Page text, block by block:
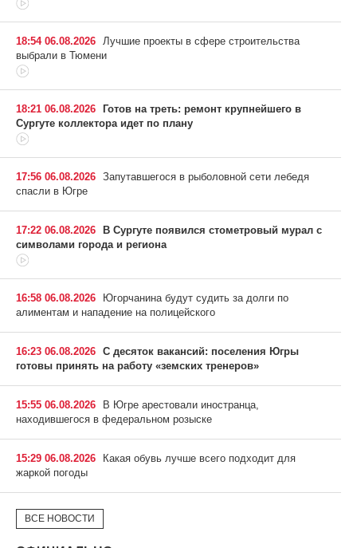
18:54 06.08.2026
Лучшие проекты в сфере строительства
выбрали в Тюмени
18:21 06.08.2026 Готов на треть: ремонт крупнейшего в
Сургуте коллектора идет по плану
17:56 06.08.2026 Запутавшегося в рыболовной сети лебедя
спасли в Югре
17:22 06.08.2026 В Сургуте появился стометровый мурал с
символами города и региона
16:58 06.08.2026
Югорчанина будут судить за долги по
алиментам и нападение на полицейского
16:23 06.08.2026 С десяток вакансий: поселения Югры
готовы принять на работу «земских тренеров»
15:55 06.08.2026
В Югре арестовали иностранца,
находившегося в федеральном розыске
15:29 06.08.2026
Какая обувь лучше всего подходит для
жаркой погоды
ВСЕ НОВОСТИ